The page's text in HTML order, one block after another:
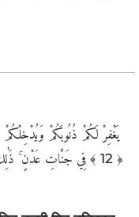
يَغْفِرْ لَكُمْ ذُنُوبَكُمْ
﴾ 12 ﴿